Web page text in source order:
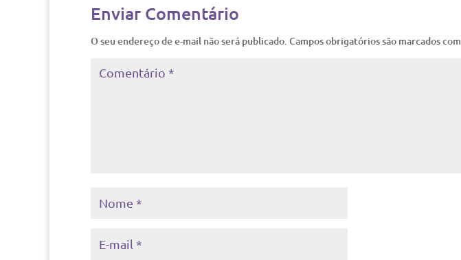
Enviar Comentário
O seu endereço de e-mail não será publicado. Campos obrigatórios são marcados com